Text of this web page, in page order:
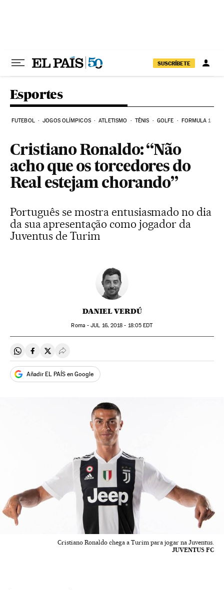
SUSCRÍBETE
Esportes
FUTEBOL JOGOS OLÍMPICOS ATLETISMO TÊNIS GOLFE FORMULA 1
Cristiano Ronaldo: “Não
acho que os torcedores do
Real estejam chorando”
Português se mostra entusiasmado no dia
da sua apresentação como jogador da
Juventus de Turim
DANIEL VERDÚ
Roma -JUL 16, 2018 - 18:05 EDT
Compartir en Whatsapp
Compartir en Facebook
Compartir en Twitter
Desplegar Redes Sociales
Añadir EL PAÍS en Google
Cristiano Ronaldo chega a Turim para jogar na Juventus.
JUVENTUS FC